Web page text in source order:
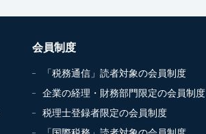
会員制度
「税務通信」読者対象の会員制度
企業の経理・財務部門限定の会員制度
税理士登録者限定の会員制度